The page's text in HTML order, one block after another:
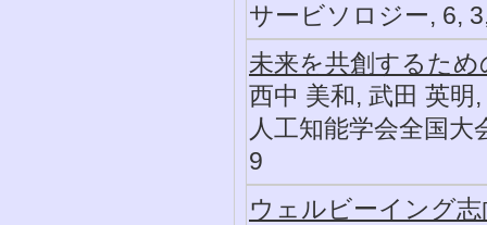
サービソロジー, 6,
未来を共創するた
西中 美和, 武田 英明
人工知能学会全国
9
ウェルビーイング